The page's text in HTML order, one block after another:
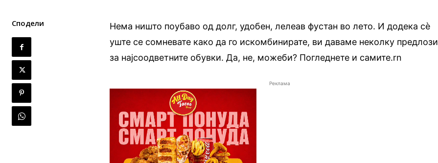
Сподели
Нема ништо поубаво од долг, удобен, лелеав фустан во лето. И додека сѐ
уште се сомневате како да го искомбинирате, ви даваме неколку предлози
за најсоодветните обувки. Да, не, можеби? Погледнете и самите.rn
Реклама